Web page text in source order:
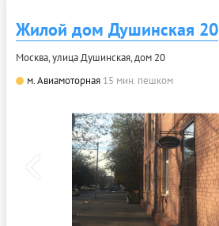
Жилой дом Душинская 20
Москва, улица Душинская, дом 20
м. Авиамоторная 15 мин. пешком